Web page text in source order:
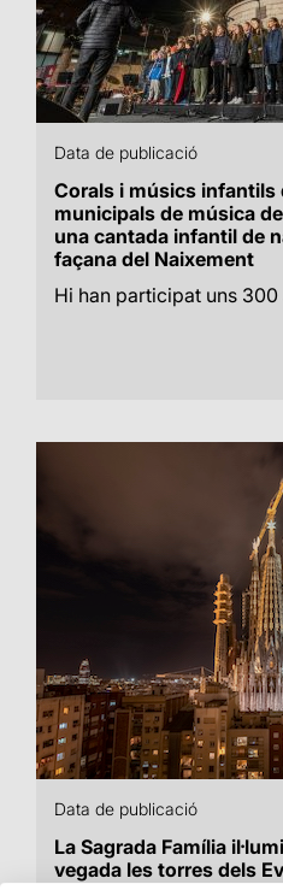
Data de publicació
Corals i músics infantils
municipals de música
una cantada infantil de
façana del Naixement
Hi han participat uns 300
Data de publicació
La Sagrada Família
vegada les torres dels